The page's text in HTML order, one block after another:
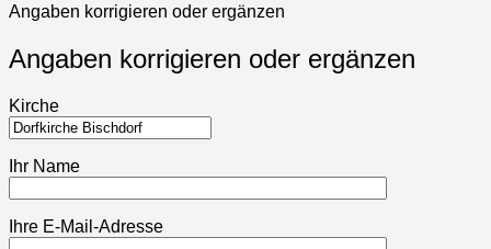
Angaben korrigieren oder ergänzen
Angaben korrigieren oder ergänzen
Kirche
Ihr Name
Ihre E-Mail-Adresse